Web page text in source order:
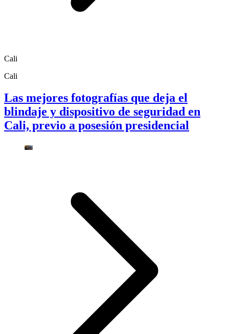
Cali
Cali
Las mejores fotografías que deja el
blindaje y dispositivo de seguridad en
Cali, previo a posesión presidencial